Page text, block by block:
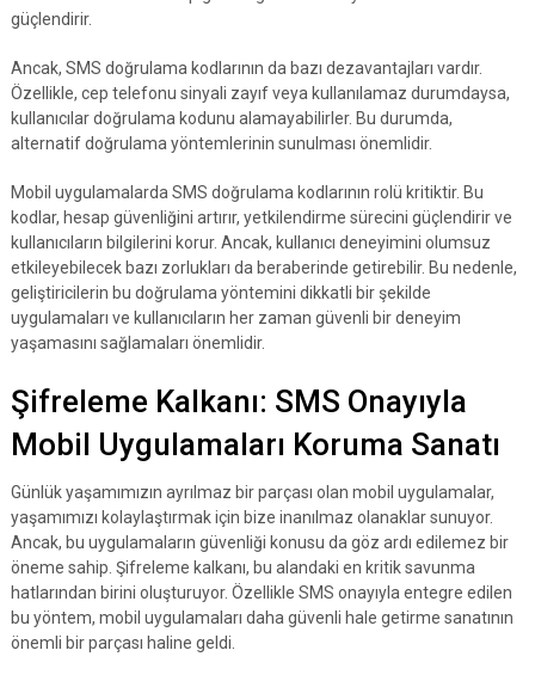
güçlendirir.
Ancak, SMS doğrulama kodlarının da bazı dezavantajları vardır.
Özellikle, cep telefonu sinyali zayıf veya kullanılamaz durumdaysa,
kullanıcılar doğrulama kodunu alamayabilirler. Bu durumda,
alternatif doğrulama yöntemlerinin sunulması önemlidir.
Mobil uygulamalarda SMS doğrulama kodlarının rolü kritiktir. Bu
kodlar, hesap güvenliğini artırır, yetkilendirme sürecini güçlendirir ve
kullanıcıların bilgilerini korur. Ancak, kullanıcı deneyimini olumsuz
etkileyebilecek bazı zorlukları da beraberinde getirebilir. Bu nedenle,
geliştiricilerin bu doğrulama yöntemini dikkatli bir şekilde
uygulamaları ve kullanıcıların her zaman güvenli bir deneyim
yaşamasını sağlamaları önemlidir.
Şifreleme Kalkanı: SMS Onayıyla
Mobil Uygulamaları Koruma Sanatı
Günlük yaşamımızın ayrılmaz bir parçası olan mobil uygulamalar,
yaşamımızı kolaylaştırmak için bize inanılmaz olanaklar sunuyor.
Ancak, bu uygulamaların güvenliği konusu da göz ardı edilemez bir
öneme sahip. Şifreleme kalkanı, bu alandaki en kritik savunma
hatlarından birini oluşturuyor. Özellikle SMS onayıyla entegre edilen
bu yöntem, mobil uygulamaları daha güvenli hale getirme sanatının
önemli bir parçası haline geldi.